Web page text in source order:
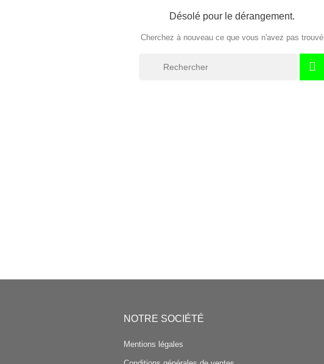
Désolé pour le dérangement.
Cherchez à nouveau ce que vous n'avez pas trouvé
NOTRE SOCIÉTÉ
Mentions légales